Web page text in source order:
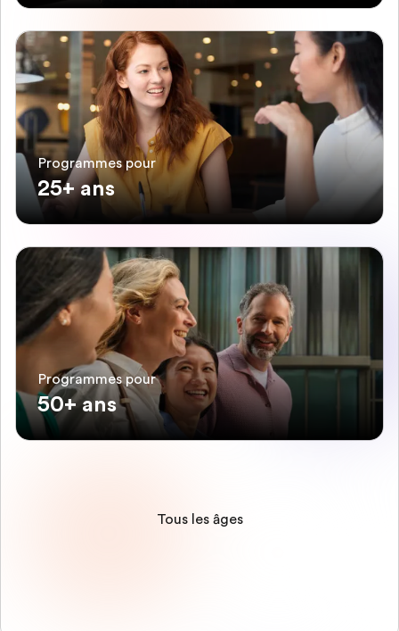
Programmes pour
25+ ans
Programmes pour
50+ ans
Tous les âges